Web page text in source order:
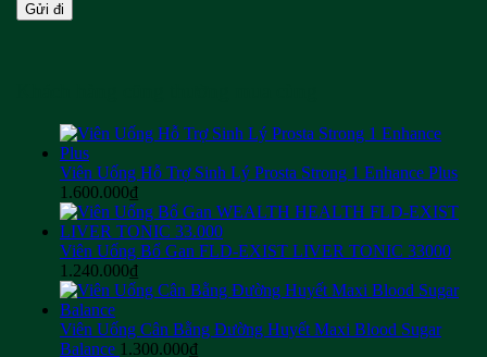
Viên Uống Hỗ Trợ Sinh Lý Prosta Strong 1 Enhance Plus
1.600.000₫
Viên Uống Bổ Gan FLD-EXIST LIVER TONIC 33000
1.240.000₫
Viên Uống Cân Bằng Đường Huyết Maxi Blood Sugar
Balance 1.300.000₫